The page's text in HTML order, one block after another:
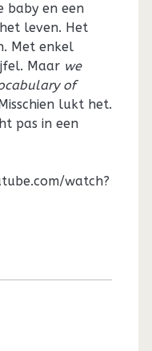
baby en een
leven. Het
Met enkel
Maar we
of
Misschien lukt het.
pas in een
watch?